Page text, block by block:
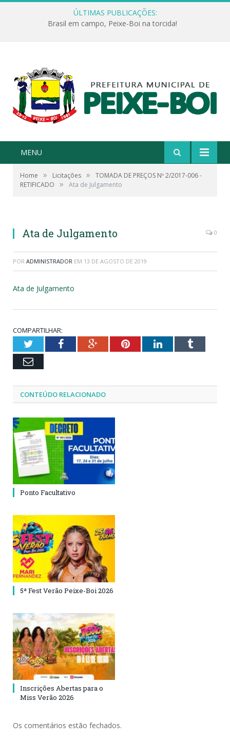
ÚLTIMAS PUBLICAÇÕES:
Brasil em campo, Peixe-Boi na torcida!
MENU
Home » Licitações »
TOMADA DE PREÇOS Nº 2/2017-006 -
RETIFICADO
» Ata de Julgamento
Ata de Julgamento 0
POR ADMINISTRADOR EM 13 DE AGOSTO DE 2019
Ata de Julgamento
COMPARTILHAR:
TwitterFacebookGoogle+PinterestLinkedInTumblr
Email
CONTEÚDO RELACIONADO
Ponto Facultativo
5ª Fest Verão Peixe-Boi 2026
Inscrições Abertas para o
Miss Verão 2026
Os comentários estão fechados.